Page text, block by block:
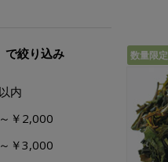
数量限定
で絞り込み
内
￥2,000
￥3,000